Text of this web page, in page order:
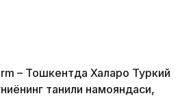
– Тошкентда Халқаро Туркий
таниқли намояндаси,